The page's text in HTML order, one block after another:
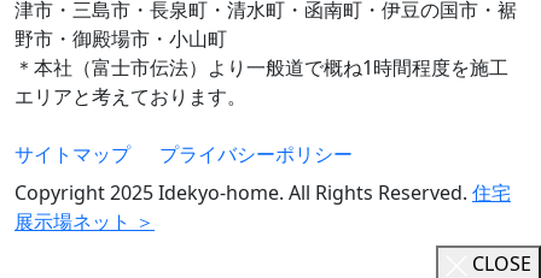
津市・三島市・長泉町・清水町・函南町・伊豆の国市・裾
野市・御殿場市・小山町
＊本社（富士市伝法）より一般道で概ね1時間程度を施工
エリアと考えております。
サイトマップ
プライバシーポリシー
Copyright 2025 Idekyo-home. All Rights Reserved. 住宅
展示場ネット ＞
CLOSE